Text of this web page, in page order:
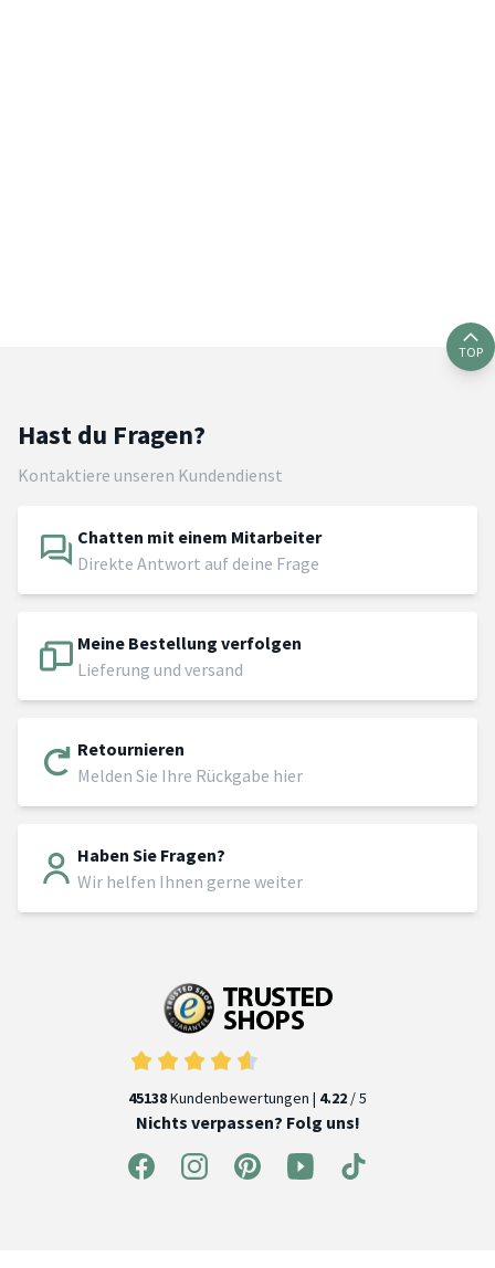
TOP
Hast du Fragen?
Kontaktiere unseren Kundendienst
Chatten mit einem Mitarbeiter
Direkte Antwort auf deine Frage
Meine Bestellung verfolgen
Lieferung und versand
Retournieren
Melden Sie Ihre Rückgabe hier
Haben Sie Fragen?
Wir helfen Ihnen gerne weiter
45138Kundenbewertungen | 4.22 / 5
Nichts verpassen? Folg uns!